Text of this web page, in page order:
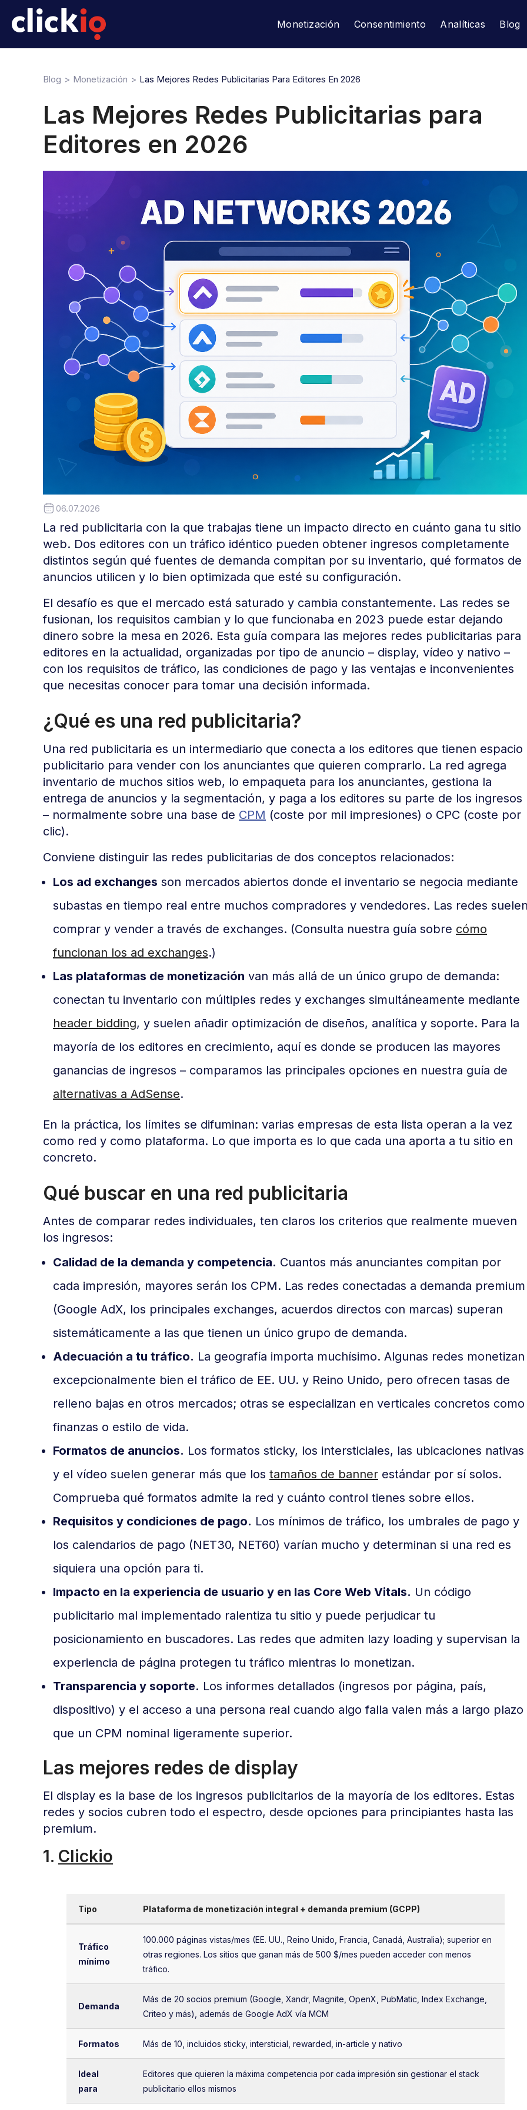
Monetización Consentimiento Analíticas Blog
Blog Monetización Las Mejores Redes Publicitarias Para Editores En 2026
Las Mejores Redes Publicitarias para
Editores en 2026
06.07.2026
La red publicitaria con la que trabajas tiene un impacto directo en cuánto gana tu sitio
web. Dos editores con un tráfico idéntico pueden obtener ingresos completamente
distintos según qué fuentes de demanda compitan por su inventario, qué formatos de
anuncios utilicen y lo bien optimizada que esté su configuración.
El desafío es que el mercado está saturado y cambia constantemente. Las redes se
fusionan, los requisitos cambian y lo que funcionaba en 2023 puede estar dejando
dinero sobre la mesa en 2026. Esta guía compara las mejores redes publicitarias para
editores en la actualidad, organizadas por tipo de anuncio – display, vídeo y nativo –
con los requisitos de tráfico, las condiciones de pago y las ventajas e inconvenientes
que necesitas conocer para tomar una decisión informada.
¿Qué es una red publicitaria?
Una red publicitaria es un intermediario que conecta a los editores que tienen espacio
publicitario para vender con los anunciantes que quieren comprarlo. La red agrega
inventario de muchos sitios web, lo empaqueta para los anunciantes, gestiona la
entrega de anuncios y la segmentación, y paga a los editores su parte de los ingresos
– normalmente sobre una base de CPM (coste por mil impresiones) o CPC (coste por
clic).
Conviene distinguir las redes publicitarias de dos conceptos relacionados:
Los ad exchanges son mercados abiertos donde el inventario se negocia mediante
subastas en tiempo real entre muchos compradores y vendedores. Las redes
comprar y vender a través de exchanges. (Consulta nuestra guía sobre cómo
funcionan los ad exchanges.)
Las plataformas de monetización van más allá de un único grupo de demanda:
conectan tu inventario con múltiples redes y exchanges simultáneamente mediante
header bidding, y suelen añadir optimización de diseños, analítica y soporte. Para la
mayoría de los editores en crecimiento, aquí es donde se producen las mayores
ganancias de ingresos – comparamos las principales opciones en nuestra guía de
alternativas a AdSense.
En la práctica, los límites se difuminan: varias empresas de esta lista operan a la vez
como red y como plataforma. Lo que importa es lo que cada una aporta a tu sitio en
concreto.
Qué buscar en una red publicitaria
Antes de comparar redes individuales, ten claros los criterios que realmente mueven
los ingresos:
Calidad de la demanda y competencia. Cuantos más anunciantes compitan por
cada impresión, mayores serán los CPM. Las redes conectadas a demanda premium
(Google AdX, los principales exchanges, acuerdos directos con marcas) superan
sistemáticamente a las que tienen un único grupo de demanda.
Adecuación a tu tráfico. La geografía importa muchísimo. Algunas redes monetizan
excepcionalmente bien el tráfico de EE. UU. y Reino Unido, pero ofrecen tasas de
relleno bajas en otros mercados; otras se especializan en verticales concretos como
finanzas o estilo de vida.
Formatos de anuncios. Los formatos sticky, los intersticiales, las ubicaciones nativas
y el vídeo suelen generar más que los tamaños de banner estándar por sí solos.
Comprueba qué formatos admite la red y cuánto control tienes sobre ellos.
Requisitos y condiciones de pago. Los mínimos de tráfico, los umbrales de pago y
los calendarios de pago (NET30, NET60) varían mucho y determinan si una red es
siquiera una opción para ti.
Impacto en la experiencia de usuario y en las Core Web Vitals. Un código
publicitario mal implementado ralentiza tu sitio y puede perjudicar tu
posicionamiento en buscadores. Las redes que admiten lazy loading y supervisan la
experiencia de página protegen tu tráfico mientras lo monetizan.
Transparencia y soporte. Los informes detallados (ingresos por página, país,
dispositivo) y el acceso a una persona real cuando algo falla valen más a largo plazo
que un CPM nominal ligeramente superior.
Las mejores redes de display
El display es la base de los ingresos publicitarios de la mayoría de los editores. Estas
redes y socios cubren todo el espectro, desde opciones para principiantes hasta las
premium.
1. Clickio
Tipo Plataforma de monetización integral + demanda premium (GCPP)
Tráfico
mínimo
100.000 páginas vistas/mes (EE. UU., Reino Unido, Francia, Canadá, Australia); superior en
otras regiones. Los sitios que ganan más de 500 $/mes pueden acceder con menos
tráfico.
Demanda
Más de 20 socios premium (Google, Xandr, Magnite, OpenX, PubMatic, Index Exchange,
Criteo y más), además de Google AdX vía MCM
Formatos Más de 10, incluidos sticky, intersticial, rewarded, in-article y nativo
Ideal
para
Editores que quieren la máxima competencia por cada impresión sin gestionar el stack
publicitario ellos mismos